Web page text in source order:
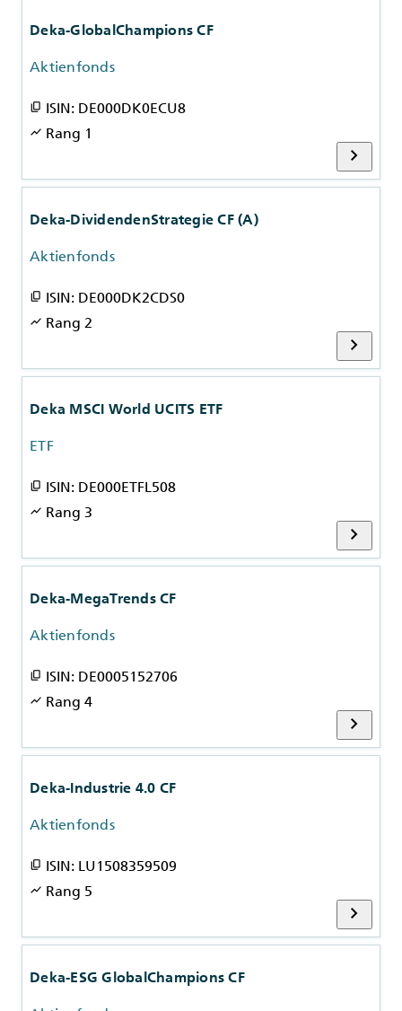
Deka-GlobalChampions CF
Aktienfonds
content_copy ISIN: DE000DK0ECU8
show_chart Rang 1
chevron_right
Deka-DividendenStrategie CF (A)
Aktienfonds
content_copy ISIN: DE000DK2CDS0
show_chart Rang 2
chevron_right
Deka MSCI World UCITS ETF
ETF
content_copy ISIN: DE000ETFL508
show_chart Rang 3
chevron_right
Deka-MegaTrends CF
Aktienfonds
content_copy ISIN: DE0005152706
show_chart Rang 4
chevron_right
Deka-Industrie 4.0 CF
Aktienfonds
content_copy ISIN: LU1508359509
show_chart Rang 5
chevron_right
Deka-ESG GlobalChampions CF